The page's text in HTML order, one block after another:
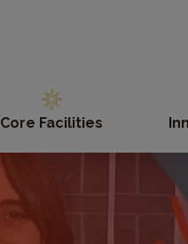
Core Facilities